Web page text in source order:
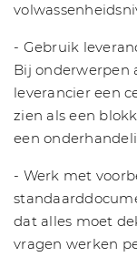
- Gebruik
Bij onderwerpen
leverancier een
zien als een
een
- Werk met
dat alles moet
vragen werken